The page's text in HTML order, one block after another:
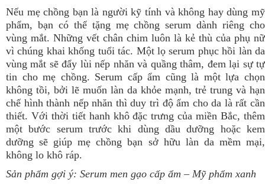
Nếu mẹ chồng bạn là người kỹ tính và không hay dùng mỹ
phẩm, bạn có thể tặng mẹ chồng serum dành riêng cho
vùng mắt. Những vết chân chim luôn là kẻ thù của phụ nữ
vì chúng khai khống tuổi tác. Một lọ serum phục hồi làn da
vùng mắt sẽ đẩy lùi nếp nhăn và quầng thâm, đem lại sự tự
tin cho mẹ chồng. Serum cấp ẩm cũng là một lựa chọn
không tồi, bởi lẽ muốn làn da khỏe mạnh, trẻ trung và hạn
chế hình thành nếp nhăn thì duy trì độ ẩm cho da là rất cần
thiết. Với thời tiết hanh khô đặc trưng của miền Bắc, thêm
một bước serum trước khi dùng dầu dưỡng hoặc kem
dưỡng sẽ giúp mẹ chồng bạn sở hữu làn da mềm mại,
không lo khô ráp.
Sản phẩm gợi ý: Serum men gạo cấp ẩm – Mỹ phẩm xanh